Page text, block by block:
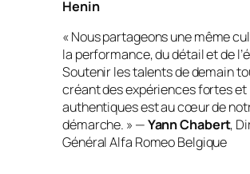
Henin
« Nous partageons une même
la performance, du détail et de
Soutenir les talents de demain
créant des expériences fortes et
authentiques est au cœur de
démarche. » —Yann Chabert,
Général Alfa Romeo Belgique